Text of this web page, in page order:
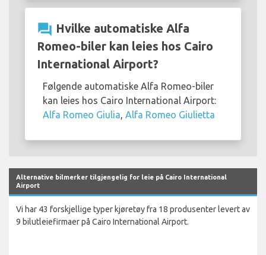
question_answer Hvilke automatiske Alfa
Romeo-biler kan leies hos Cairo
International Airport?
Følgende automatiske Alfa Romeo-biler
kan leies hos Cairo International Airport:
Alfa Romeo Giulia, Alfa Romeo Giulietta
Alternative bilmerker tilgjengelig for leie på Cairo International
Airport
Vi har 43 forskjellige typer kjøretøy fra 18 produsenter levert av
9 bilutleiefirmaer på Cairo International Airport.